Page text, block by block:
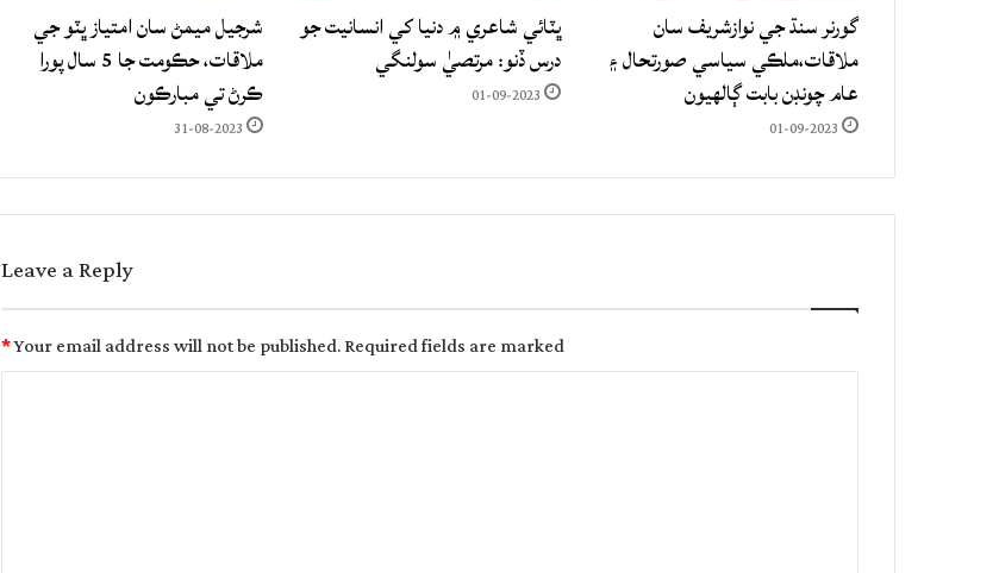
گورنر سنڌ جي نوازشريف سان
ملاقات،ملڪي سياسي صورتحال ۽
عام چونڊن بابت ڳالهيون
01-09-2023
ڀٽائي شاعري ۾ دنيا کي انسانيت جو
درس ڏنو: مرتصيٰ سولنگي
01-09-2023
شرجيل ميمڻ سان امتياز ڀٽو جي
ملاقات، حڪومت جا 5 سال پورا
ڪرڻ تي مبارڪون
31-08-2023
Leave a Reply
Your email address will not be published.Required fields are marked
*